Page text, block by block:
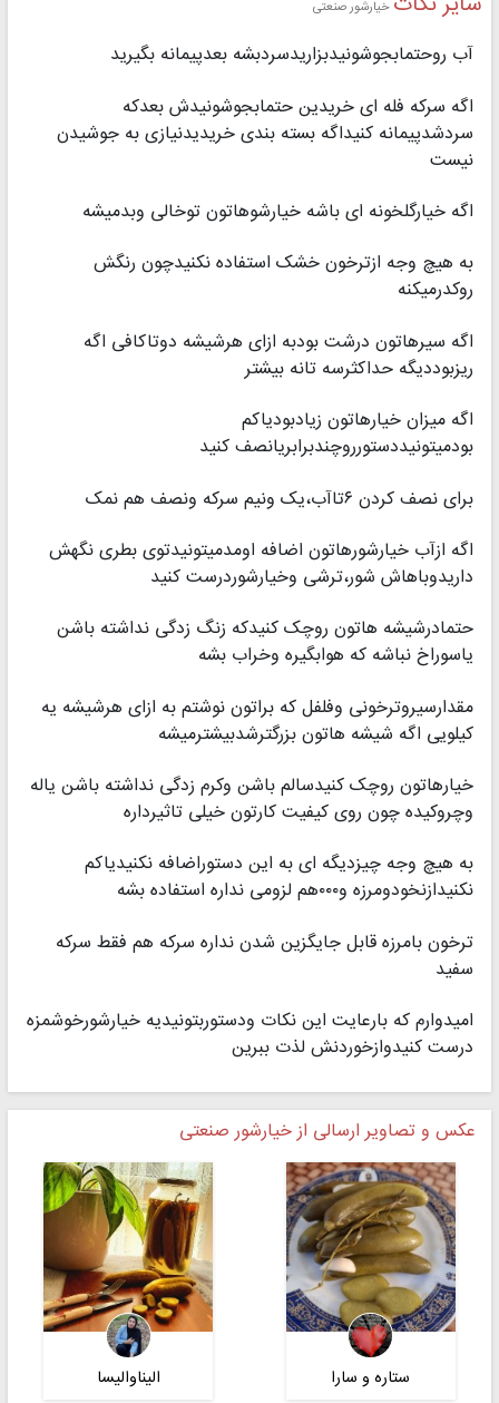
خیارشور صنعتی
آب روحتمابجوشونیدبزاریدسردبشه بعدپیمانه بگیرید
اگه سرکه فله ای خریدین حتمابجوشونیدش بعدکه
سردشدپیمانه کنیداگه بسته بندی خریدیدنیازی به جوشیدن
نیست
اگه خیارگلخونه ای باشه خیارشوهاتون توخالی وبدمیشه
به هیچ وجه ازترخون خشک استفاده نکنیدچون رنگش
روکدرمیکنه
اگه سیرهاتون درشت بودبه ازای هرشیشه دوتاکافی اگه
ریزبوددیگه حداکثرسه تانه بیشتر
اگه میزان خیارهاتون زیادبودیاکم
بودمیتونیددستورروچندبرابریانصف کنید
برای نصف کردن ۶تاآب،یک ونیم سرکه ونصف هم نمک
اگه ازآب خیارشورهاتون اضافه اومدمیتونیدتوی بطری نگهش
داریدوباهاش شور،ترشی وخیارشوردرست کنید
حتمادرشیشه هاتون روچک کنیدکه زنگ زدگی نداشته باشن
یاسوراخ نباشه که هوابگیره وخراب بشه
مقدارسیروترخونی وفلفل که براتون نوشتم به ازای هرشیشه یه
کیلویی اگه شیشه هاتون بزرگترشدبیشترمیشه
خیارهاتون روچک کنیدسالم باشن وکرم زدگی نداشته باشن یاله
وچروکیده چون روی کیفیت کارتون خیلی تاثیرداره
به هیچ وجه چیزدیگه ای به این دستوراضافه نکنیدیاکم
نکنیدازنخودومرزه و۰۰۰هم لزومی نداره استفاده بشه
ترخون بامرزه قابل جایگزین شدن نداره سرکه هم فقط سرکه
سفید
امیدوارم که بارعایت این نکات ودستوربتونیدیه خیارشورخوشمزه
درست کنیدوازخوردنش لذت ببرین
عکس و تصاویر ارسالی از خیارشور صنعتی
ستاره و سارا الیناوالیسا